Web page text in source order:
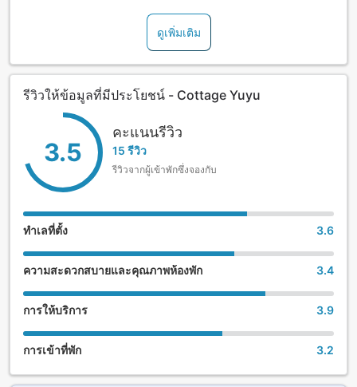
15:37, 17:27, 19:12, 16:12, and 21:37
Departing Goryo 4 Sen bus stop at: 6:32, 8:02, 9:17, 10:42,
12:32, 14:17, 15:17, and 16:42
Arriving at Furano Station at: 6:50, 8:20, 9:35, 11:00,
12:50, 14:35, 15:35, and 17:00
The owners of Cottage Yuyu are farmers as well, and the
warm, delicious home-style cooking served here uses
from the end of April are centered around Japanese cuisine
with mountain greens and seasonal ingredients, while meals
from November on feature Japanese hot pot.
The bathing facilities here are rather unique. In addition to
a cedar bath, Cottage Yuyu puts a kind of stone called
black silica is into the reserved private baths. These
stones, which are mined exclusively in Hokkaido's
Kaminokuni area, are said to be good for one's health due
ดูเพิ่มเติม
รีวิวให้ข้อมูลที่มีประโยชน์ - Cottage Yuyu
3.5
คะแนนรีวิว
15 รีวิว
รีวิวจากผู้เข้าพักซึ่งจองกับ
ทำเลที่ตั้ง 3.6
ความสะดวกสบายและคุณภาพห้องพัก 3.4
การให้บริการ 3.9
การเข้าที่พัก 3.2